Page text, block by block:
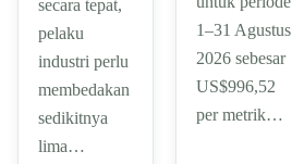
secara tepat,
pelaku
industri perlu
membedakan
sedikitnya
lima…
1–31 Agustus
2026 sebesar
US$996,52
per metrik…